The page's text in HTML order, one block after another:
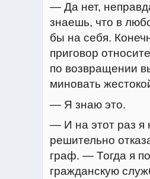
— Да нет,
знаешь, что в
бы на себя.
приговор
по возвращении
миновать
— Я знаю это.
— И на этот раз я
решительно
граф. — Тогда я
гражданскую